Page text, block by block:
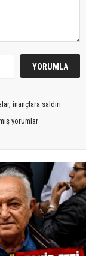
inançlara saldırı
yorumlar